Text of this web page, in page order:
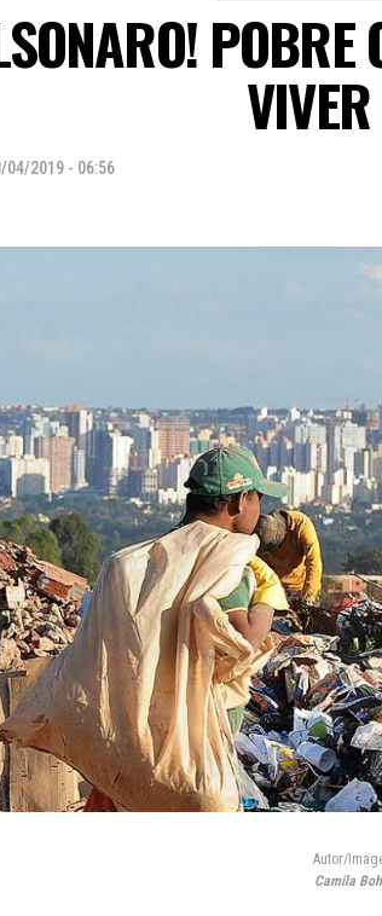
VIVER
04/2019 - 06:56
Autor/
Camila